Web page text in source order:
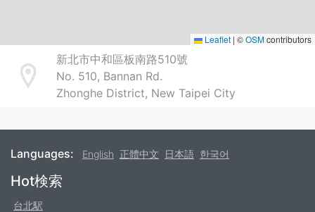
Leaflet | ©OSMcontributors
Address
新北市中和區板南路510號
No. 510, Bannan Rd.
Zhonghe District, New Taipei City
Languages: English 正體中文 日本語 한국어
Footer
Hot検索
台北駅